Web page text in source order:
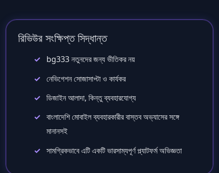
রিভিউর সংক্ষিপ্ত সিদ্ধান্ত
bg333 নতুনদের জন্য ভীতিকর নয়
নেভিগেশন সোজাসাপ্টা ও কার্যকর
ডিজাইন আলাদা, কিন্তু ব্যবহারযোগ্য
বাংলাদেশি মোবাইল ব্যবহারকারীর বাস্তব অভ্যাসের সঙ্গে
মানানসই
সামগ্রিকভাবে এটি একটি ভারসাম্যপূর্ণ প্ল্যাটফর্ম অভিজ্ঞতা